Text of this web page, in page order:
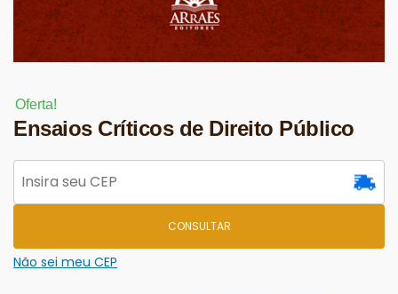
Oferta!
Ensaios Críticos de Direito Público
CONSULTAR
Não sei meu CEP